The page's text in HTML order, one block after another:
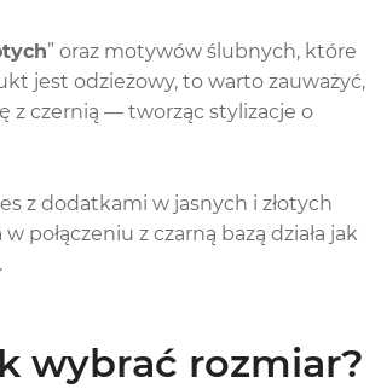
” oraz motywów ślubnych, które
jest odzieżowy, to warto zauważyć,
z czernią — tworząc stylizacje o
z dodatkami w jasnych i złotych
z czarną bazą działa jak
wybrać rozmiar?